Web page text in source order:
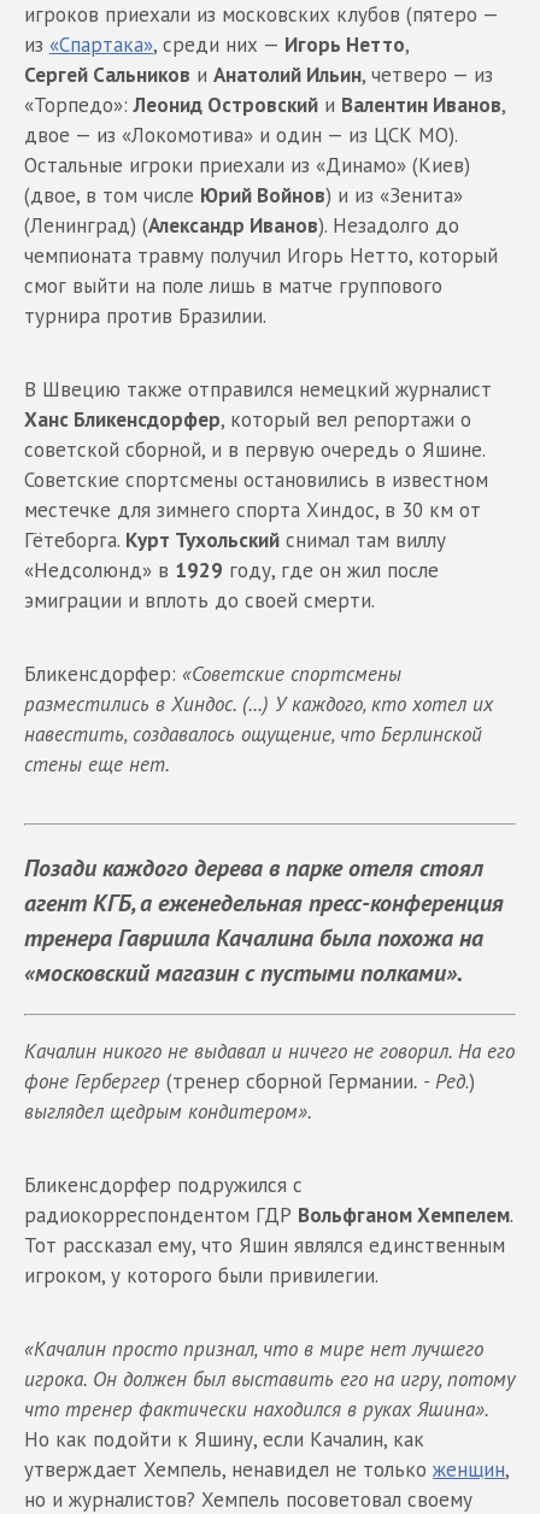
игроков приехали из московских клубов (пятеро —
из «Спартака», среди них — Игорь Нетто,
Сергей Сальников и Анатолий Ильин, четверо — из
«Торпедо»:Леонид Островский и Валентин Иванов,
двое — из «Локомотива» и один — из ЦСК МО).
Остальные игроки приехали из «Динамо» (Киев)
(двое, в том числе Юрий Войнов) и из «Зенита»
(Ленинград) (Александр Иванов). Незадолго до
чемпионата травму получил Игорь Нетто, который
смог выйти на поле лишь в матче группового
турнира против Бразилии.
В Швецию также отправился немецкий журналист
Ханс Бликенсдорфер, который вел репортажи о
советской сборной, и в первую очередь о Яшине.
Советские спортсмены остановились в известном
местечке для зимнего спорта Хиндос, в 30 км от
Гётеборга. Курт Тухольский снимал там виллу
«Недсолюнд» в 1929 году, где он жил после
эмиграции и вплоть до своей смерти.
Бликенсдорфер: «Советские спортсмены
разместились в Хиндос. (...) У каждого, кто хотел их
навестить, создавалось ощущение, что Берлинской
стены еще нет.
Позади каждого дерева в парке отеля стоял
агент КГБ, а еженедельная пресс-конференция
тренера Гавриила Качалина была похожа на
«московский магазин с пустыми полками».
Качалин никого не выдавал и ничего не говорил. На его
фоне Гербергер (тренер сборной Германии. - Ред.)
выглядел щедрым кондитером».
Бликенсдорфер подружился с
радиокорреспондентом ГДР Вольфганом Хемпелем.
Тот рассказал ему, что Яшин являлся единственным
игроком, у которого были привилегии.
«Качалин просто признал, что в мире нет лучшего
игрока. Он должен был выставить его на игру, потому
что тренер фактически находился в руках Яшина».
Но как подойти к Яшину, если Качалин, как
утверждает Хемпель, ненавидел не только женщин,
но и журналистов? Хемпель посоветовал своему